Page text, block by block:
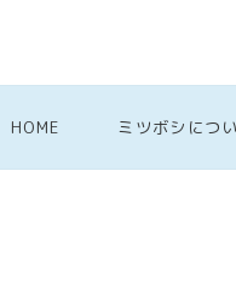
HOME ミツボシにつ